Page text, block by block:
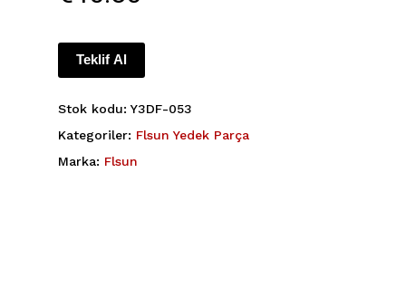
Teklif Al
Stok kodu: Y3DF-053
Kategoriler: Flsun Yedek Parça
Marka: Flsun